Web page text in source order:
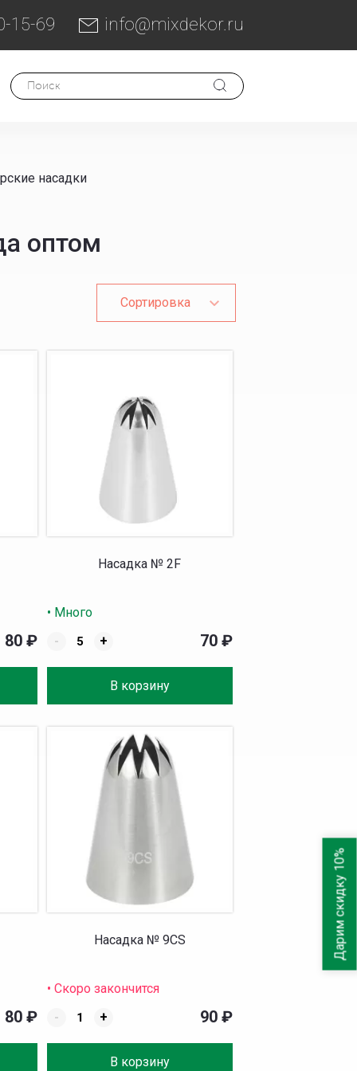
15-69 info@mixdekor.ru
насадки
оптом
Сортировка
80 ₽
Насадка № 2F
• Много
-
+
В корзину
70 ₽
80 ₽
Насадка № 9CS
• Скоро закончится
-
+
В корзину
90 ₽
Дарим скидку 10%